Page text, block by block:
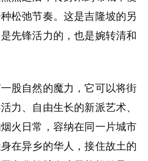
松弛节奏。这是吉隆坡的另
先锋活力的，也是婉转清和
股自然的魔力，它可以将街
力、自由生长的新派艺术、
火日常，容纳在同一片城市
在异乡的华人，接住故土的